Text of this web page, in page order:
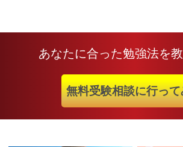
あなたに合った勉強法を教
無料受験相談に行っ